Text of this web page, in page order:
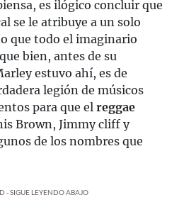
es ilógico concluir que
se le atribuye a un solo
que todo el imaginario
bien, antes de su
estuvo ahí, es de
legión de músicos
para que el reggae
Brown, Jimmy cliff y
de los nombres que
- SIGUE LEYENDO ABAJO